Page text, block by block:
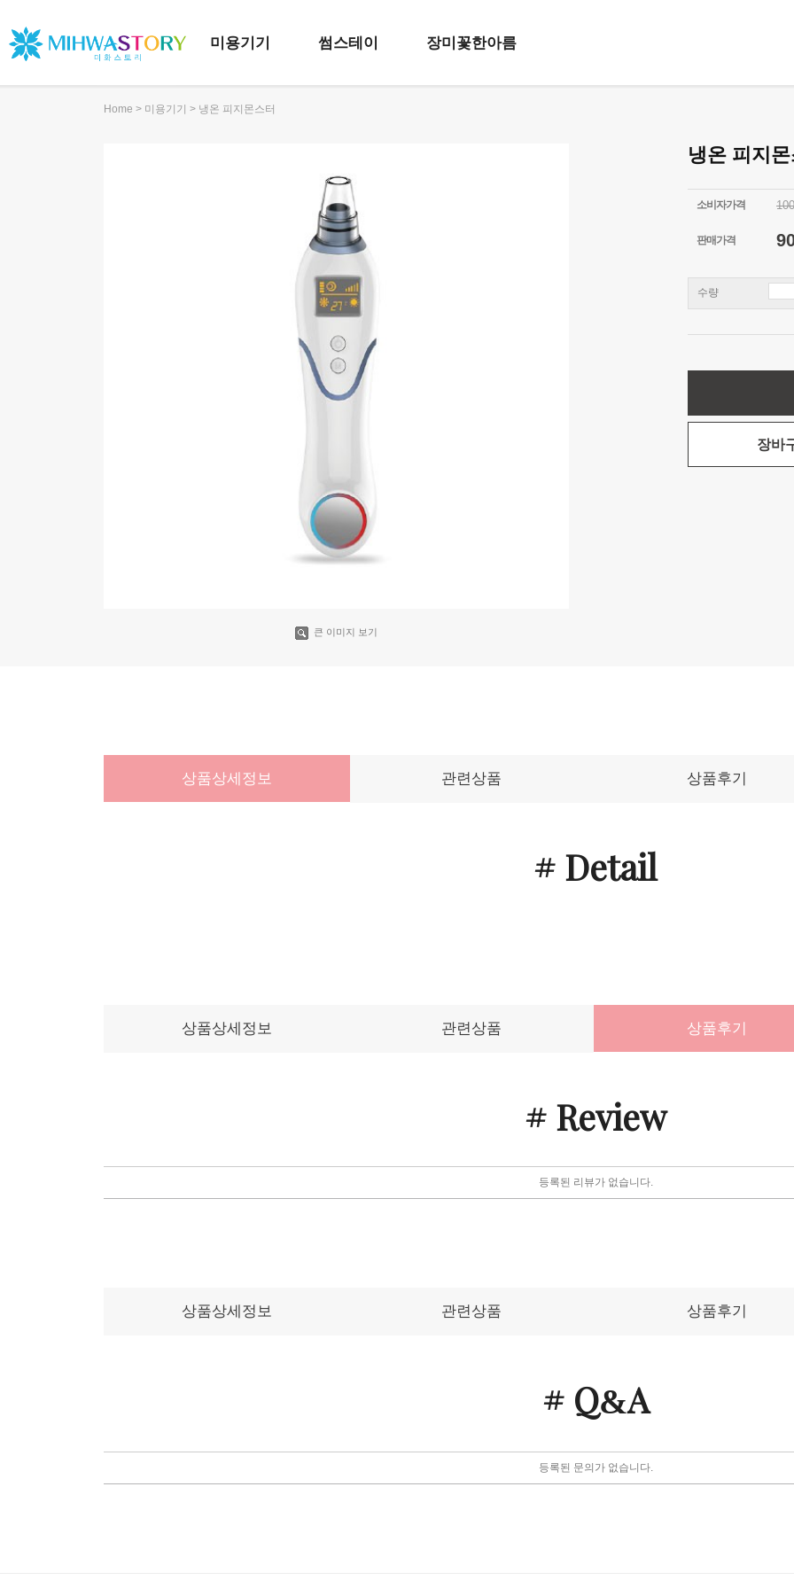
미용기기 썸스테이 장미꽃한아름
Home > 미용기기 > 냉온 피지몬스터
큰 이미지 보기
냉온 피지
소비자가격
판매가격
수량
장바
상품상세정보 관련상품 상품후기
# Detail
상품상세정보 관련상품 상품후기
# Review
등록된 리뷰가 없습니다.
상품상세정보 관련상품 상품후기
# Q&A
등록된 문의가 없습니다.